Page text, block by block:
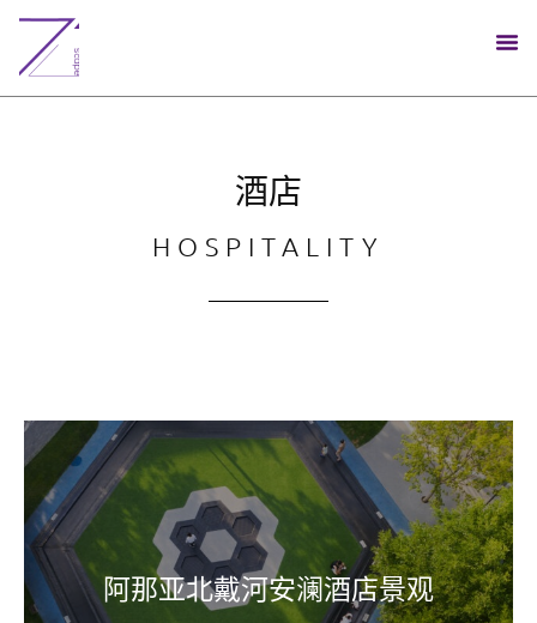
酒店
HOSPITALITY
阿那亚北戴河安澜酒店景观